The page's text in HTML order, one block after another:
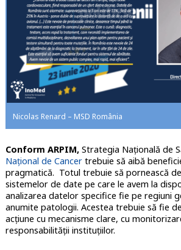
Nicolas Renard – MSD România
Conform ARPIM,Strategia Națională de
Național de Cancertrebuie să aibă
pragmatică. Totul trebuie să pornească
sistemelor de date pe care le avem la
analizarea datelor specifice fie pe regiuni
anumite patologii. Acestea trebuie să fie
acțiune cu mecanisme clare, cu
responsabilității instituțiilor.